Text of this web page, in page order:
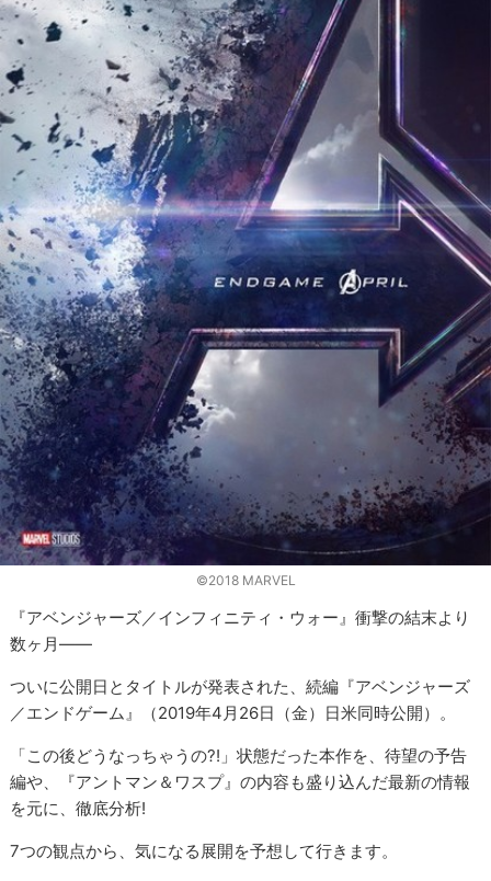
©2018 MARVEL
『アベンジャーズ／インフィニティ・ウォー』衝撃の結末より
数ヶ月——
ついに公開日とタイトルが発表された、続編『アベンジャーズ
／エンドゲーム』（2019年4月26日（金）日米同時公開）。
「この後どうなっちゃうの?!」状態だった本作を、待望の予告
編や、『アントマン＆ワスプ』の内容も盛り込んだ最新の情報
を元に、徹底分析!
7つの観点から、気になる展開を予想して行きます。